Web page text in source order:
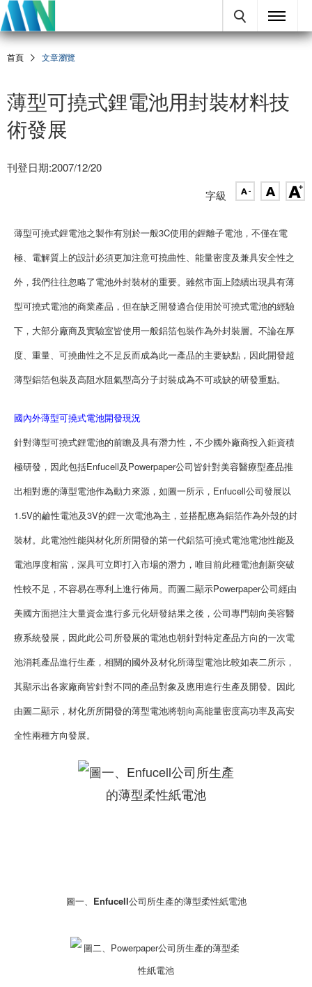
首頁 文章瀏覽
薄型可撓式鋰電池用封裝材料技
術發展
刊登日期:2007/12/20
字級
薄型可撓式鋰電池之製作有別於一般3C使用的鋰離子電池，不僅在電
極、電解質上的設計必須更加注意可撓曲性、能量密度及兼具安全性之
外，我們往往忽略了電池外封裝材的重要。雖然市面上陸續出現具有薄
型可撓式電池的商業產品，但在缺乏開發適合使用於可撓式電池的經驗
下，大部分廠商及實驗室皆使用一般鋁箔包裝作為外封裝層。不論在厚
度、重量、可撓曲性之不足反而成為此一產品的主要缺點，因此開發超
薄型鋁箔包裝及高阻水阻氣型高分子封裝成為不可或缺的研發重點。
國內外薄型可撓式電池開發現況
針對薄型可撓式鋰電池的前瞻及具有潛力性，不少國外廠商投入鉅資積
極研發，因此包括Enfucell及Powerpaper公司皆針對美容醫療型產品推
出相對應的薄型電池作為動力來源，如圖一所示，Enfucell公司發展以
1.5V的鹼性電池及3V的鋰一次電池為主，並搭配應為鋁箔作為外殼的封
裝材。此電池性能與材化所所開發的第一代鋁箔可撓式電池電池性能及
電池厚度相當，深具可立即打入市場的潛力，唯目前此種電池創新突破
性較不足，不容易在專利上進行佈局。而圖二顯示Powerpaper公司經由
美國方面挹注大量資金進行多元化研發結果之後，公司專門朝向美容醫
療系統發展，因此此公司所發展的電池也朝針對特定產品方向的一次電
池消耗產品進行生產，相關的國外及材化所薄型電池比較如表二所示，
其顯示出各家廠商皆針對不同的產品對象及應用進行生產及開發。因此
由圖二顯示，材化所所開發的薄型電池將朝向高能量密度高功率及高安
全性兩種方向發展。
圖一、 Enfucell公司所生產的薄型柔性紙電池